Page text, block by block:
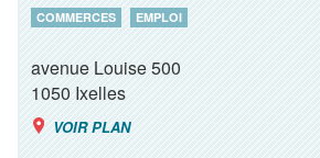
COMMERCES EMPLOI
avenue Louise 500
1050Ixelles
VOIR PLAN